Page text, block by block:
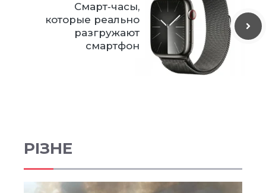
Смарт‑часы,
которые реально
разгружают
смартфон
РІЗНЕ